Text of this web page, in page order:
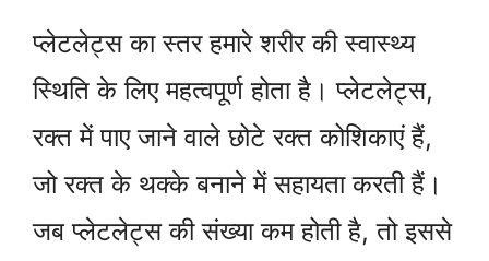
प्लेटलेट्स का स्तर हमारे शरीर की स्वास्थ्य
स्थिति के लिए महत्वपूर्ण होता है। प्लेटलेट्स,
रक्त में पाए जाने वाले छोटे रक्त कोशिकाएं हैं,
जो रक्त के थक्के बनाने में सहायता करती हैं।
जब प्लेटलेट्स की संख्या कम होती है, तो इससे